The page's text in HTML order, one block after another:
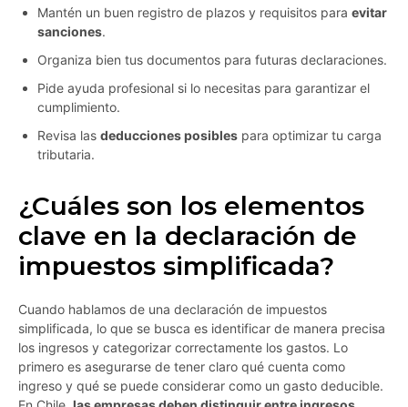
Mantén un buen registro de plazos y requisitos para evitar
sanciones.
Organiza bien tus documentos para futuras declaraciones.
Pide ayuda profesional si lo necesitas para garantizar el
cumplimiento.
Revisa las deducciones posibles para optimizar tu carga
tributaria.
¿Cuáles son los elementos
clave en la declaración de
impuestos simplificada?
Cuando hablamos de una declaración de impuestos
simplificada, lo que se busca es identificar de manera precisa
los ingresos y categorizar correctamente los gastos. Lo
primero es asegurarse de tener claro qué cuenta como
ingreso y qué se puede considerar como un gasto deducible.